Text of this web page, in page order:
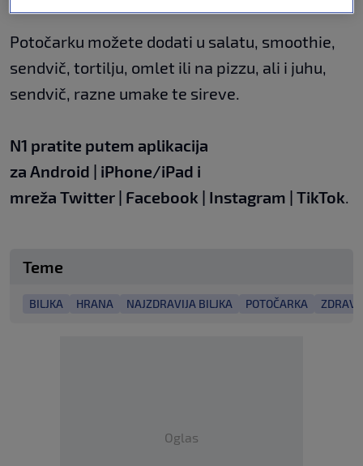
Potočarku možete dodati u salatu, smoothie,
sendvič, tortilju, omlet ili na pizzu, ali i juhu,
sendvič, razne umake te sireve.
N1 pratite putem aplikacija
za Android | iPhone/iPad i
mreža Twitter | Facebook | Instagram | TikTok.
Teme
BILJKA HRANA NAJZDRAVIJA BILJKA POTOČARKA
Oglas